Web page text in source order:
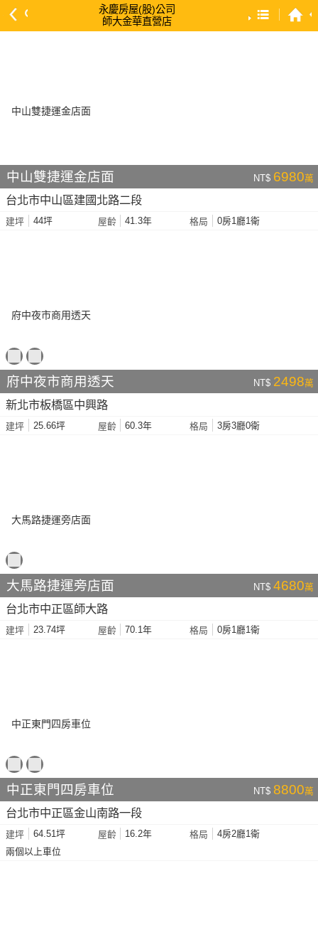
永慶房屋(股)公司
師大金華直營店
依建物坪數 大 → 小
依土地坪數 大 → 小
中山雙捷運金店面 NT$ 6980萬
台北市中山區建國北路二段
建坪 44坪 屋齡 41.3年 格局 0房1廳1衛
府中夜市商用透天 NT$ 2498萬
新北市板橋區中興路
建坪 25.66坪 屋齡 60.3年 格局 3房3廳0衛
大馬路捷運旁店面 NT$ 4680萬
台北市中正區師大路
建坪 23.74坪 屋齡 70.1年 格局 0房1廳1衛
中正東門四房車位 NT$ 8800萬
台北市中正區金山南路一段
建坪 64.51坪 屋齡 16.2年 格局
4房2廳1衛
兩個以上車位